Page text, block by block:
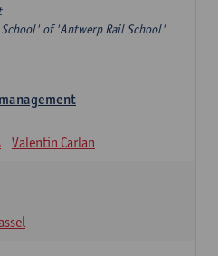
of 'Antwerp Rail School'
Valentin Carlan